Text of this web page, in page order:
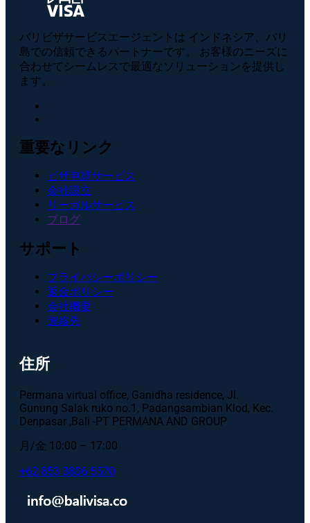
バリビザサービスエージェントは インドネシア、バリ
島での信頼できるパートナーです。 お客様のニーズに
合わせてシームレスで最適なソリューションを提供し
ます。
重要なリンク
ビザ申請サービス
会社設立
リーガルサービス
ブログ
サポート
プライバシーポリシー
返金ポリシー
会社概要
連絡先
住所
Permana virtual office, Ganidha residence, Jl.
Gunung Salak ruko no.1, Padangsambian Klod, Kec.
Denpasar ,Bali -PT PERMANA AND GROUP
月/金 10:00 – 17:00
+62 853 3806 5570